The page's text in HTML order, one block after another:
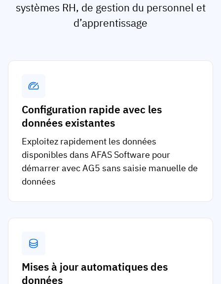
systèmes RH, de gestion du personnel et
d’apprentissage
Configuration rapide avec les
données existantes
Exploitez rapidement les données
disponibles dans AFAS Software pour
démarrer avec AG5 sans saisie manuelle de
données
Mises à jour automatiques des
données